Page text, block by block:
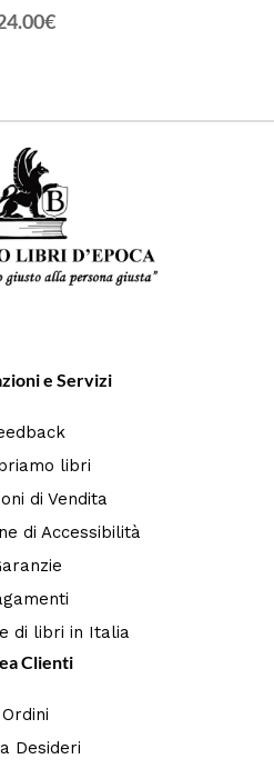
e Servizi
libri
di Vendita
di Accessibilità
di libri in Italia
Clienti
Ordini
Desideri